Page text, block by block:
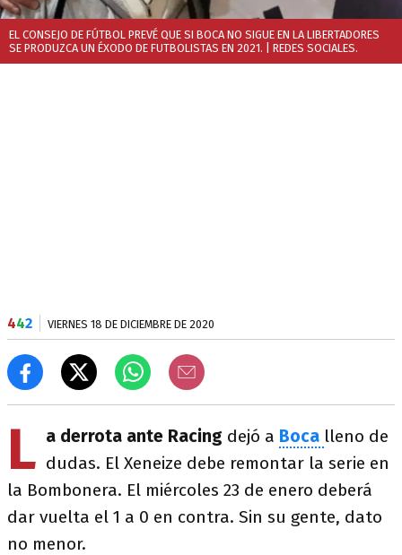
EL CONSEJO DE FÚTBOL PREVÉ QUE SI BOCA NO SIGUE EN LA LIBERTADORES
SE PRODUZCA UN ÉXODO DE FUTBOLISTAS EN 2021. | REDES SOCIALES.
442 VIERNES 18 DE DICIEMBRE DE 2020
L a derrota ante Racing dejó a Boca lleno de
dudas. El Xeneize debe remontar la serie en
la Bombonera. El miércoles 23 de enero deberá
dar vuelta el 1 a 0 en contra. Sin su gente, dato
no menor.